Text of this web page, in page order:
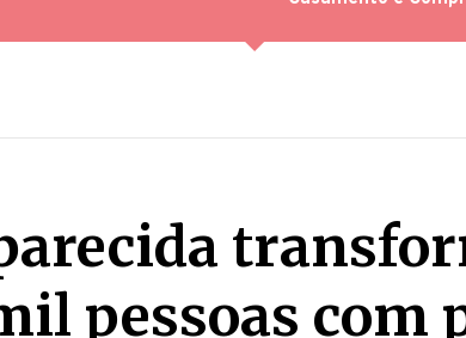
pessoas com